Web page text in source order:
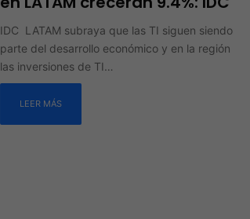
IDC LATAM subraya que las TI siguen siendo
parte del desarrollo económico y en la región
las inversiones de TI…
LEER MÁS